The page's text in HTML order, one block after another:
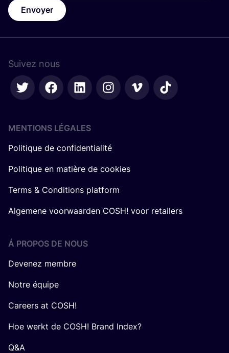
Envoyer
Suivez nous
MENTIONS LÉGALES
Politique de confidentialité
Politique en matière de cookies
Terms & Conditions platform
Algemene voorwaarden COSH! voor retailers
Á PROPOS DE NOUS
Devenez membre
Notre équipe
Careers at COSH!
Hoe werkt de COSH! Brand Index?
Q&A